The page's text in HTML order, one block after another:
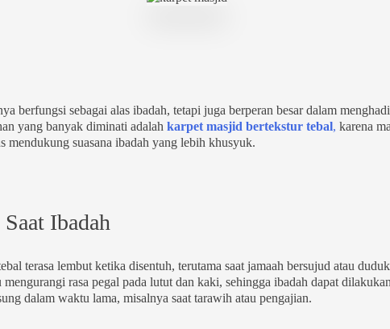
berfungsi sebagai alas ibadah, tetapi juga berperan besar dalam
yang banyak diminati adalah karpet masjid bertekstur tebal, karena
mendukung suasana ibadah yang lebih khusyuk.
Ibadah
terasa lembut ketika disentuh, terutama saat jamaah bersujud atau
rasa pegal pada lutut dan kaki, sehingga ibadah dapat
dalam waktu lama, misalnya saat tarawih atau pengajian.